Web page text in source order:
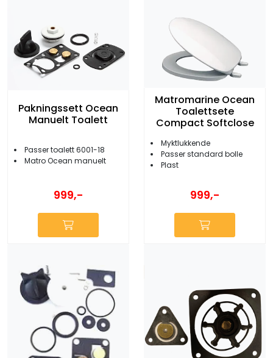
Pakningssett Ocean
Manuelt Toalett
Passer toalett 6001-18
Matro Ocean manuelt
999,-
Matromarine Ocean
Toalettsete
Compact Softclose
Myktlukkende
Passer standard bolle
Plast
999,-